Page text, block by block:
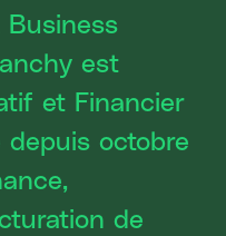
Business
est
et Financier
octobre
de